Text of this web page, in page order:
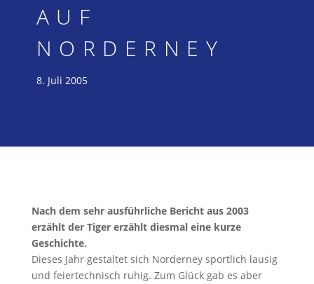
AUF
NORDERNEY
8. Juli 2005
Nach dem sehr ausführliche Bericht aus 2003
erzählt der Tiger erzählt diesmal eine kurze
Geschichte.
Dieses Jahr gestaltet sich Norderney sportlich lausig
und feiertechnisch ruhig. Zum Glück gab es aber